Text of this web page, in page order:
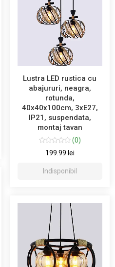
Lustra LED rustica cu
abajururi, neagra,
rotunda,
40x40x100cm, 3xE27,
IP21, suspendata,
montaj tavan
(0)
199.99 lei
Indisponibil